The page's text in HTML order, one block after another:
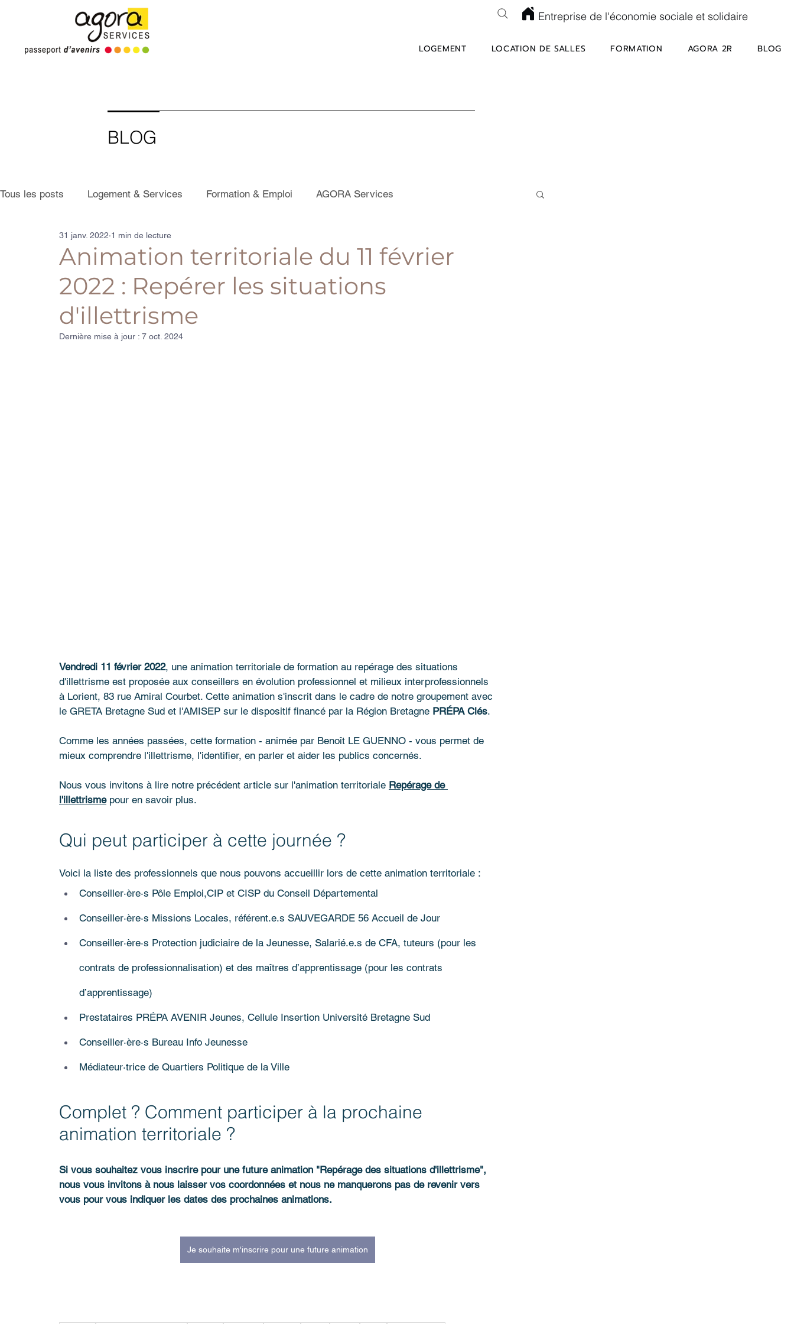
Entreprise de l'économie sociale et solidaire
LOGEMENT LOCATION DE SALLES FORMATION AGORA 2R BLOG
BLOG
Tous les posts Logement & Services Formation & Emploi AGORA Services
Animation territoriale du 11 février
2022 : Repérer les situations
d'illettrisme
31 janv. 2022 1 min de lecture
Dernière mise à jour : 7 oct. 2024
Vendredi 11 février 2022, une animation territoriale de formation au repérage des situations
d'illettrisme est proposée aux conseillers en évolution professionnel et milieux interprofessionnels
à Lorient, 83 rue Amiral Courbet. Cette animation s'inscrit dans le cadre de notre groupement avec
le GRETA Bretagne Sud et l'AMISEP sur le dispositif financé par la Région Bretagne PRÉPA Clés.
Comme les années passées, cette formation - animée par Benoît LE GUENNO - vous permet de
mieux comprendre l'illettrisme, l'identifier, en parler et aider les publics concernés.
Nous vous invitons à lire notre précédent article sur l'animation territoriale Repérage de
l'illettrisme pour en savoir plus.
Qui peut participer à cette journée ?
Voici la liste des professionnels que nous pouvons accueillir lors de cette animation territoriale :
Conseiller·ère·s Pôle Emploi,CIP et CISP du Conseil Départemental
Conseiller·ère·s Missions Locales, référent.e.s SAUVEGARDE 56 Accueil de Jour
Conseiller·ère·s Protection judiciaire de la Jeunesse, Salarié.e.s de CFA, tuteurs (pour les
contrats de professionnalisation) et des maîtres d’apprentissage (pour les contrats
d’apprentissage)
Prestataires PRÉPA AVENIR Jeunes, Cellule Insertion Université Bretagne Sud
Conseiller·ère·s Bureau Info Jeunesse
Médiateur·trice de Quartiers Politique de la Ville
Complet ? Comment participer à la prochaine
animation territoriale ?
Si vous souhaitez vous inscrire pour une future animation "Repérage des situations d'illettrisme",
nous vous invitons à nous laisser vos coordonnées et nous ne manquerons pas de revenir vers
vous pour vous indiquer les dates des prochaines animations.
Je souhaite m'inscrire pour une future animation